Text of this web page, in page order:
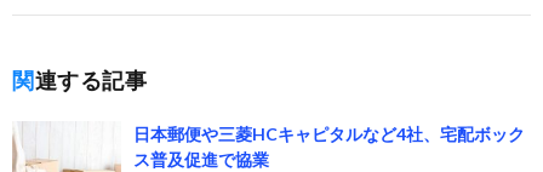
関連する記事
日本郵便や三菱HCキャピタルなど4社、宅配ボック
ス普及促進で協業